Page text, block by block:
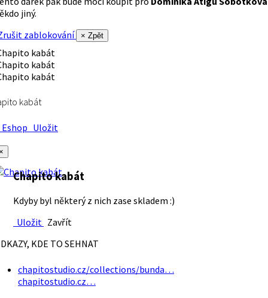
jiný.
zablokování
× Zpět
kabát
Uložit
Chapito kabát
Kdyby byl některý z nich zase skladem :)
Uložit Zavřít
KDE TO SEHNAT
chapitostudio.cz/collections/bunda…
chapitostudio.cz…